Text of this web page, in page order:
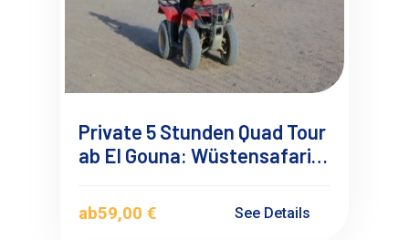
Private 5 Stunden Quad Tour
ab El Gouna: Wüstensafari &
ab59,00 € See Details